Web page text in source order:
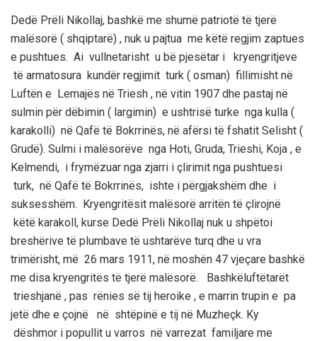
Dedë Prëli Nikollaj, bashkë me shumë patriotë të tjerë
malësorë ( shqiptarë) , nuk u pajtua me këtë regjim zaptues
e pushtues. Ai vullnetarisht u bë pjesëtar i kryengritjeve
të armatosura kundër regjimit turk ( osman) fillimisht në
Luftën e Lemajës në Triesh , në vitin 1907 dhe pastaj në
sulmin për dëbimin ( largimin) e ushtrisë turke nga kulla (
karakolli) në Qafë të Bokrrinës, në afërsi të fshatit Selisht (
Grudë). Sulmi i malësorëve nga Hoti, Gruda, Trieshi, Koja , e
Kelmendi, i frymëzuar nga zjarri i çlirimit nga pushtuesi
turk, në Qafë të Bokrrinës, ishte i përgjakshëm dhe i
suksesshëm. Kryengritësit malësorë arritën të çlirojnë
këtë karakoll, kurse Dedë Prëli Nikollaj nuk u shpëtoi
breshërive të plumbave të ushtarëve turq dhe u vra
trimërisht, më 26 mars 1911, në moshën 47 vjeçare bashkë
me disa kryengritës të tjerë malësorë. Bashkëluftëtarët
trieshjanë , pas rënies së tij heroike , e marrin trupin e pa
jetë dhe e çojnë në shtëpinë e tij në Muzheçk. Ky
dëshmor i popullit u varros në varrezat familjare me